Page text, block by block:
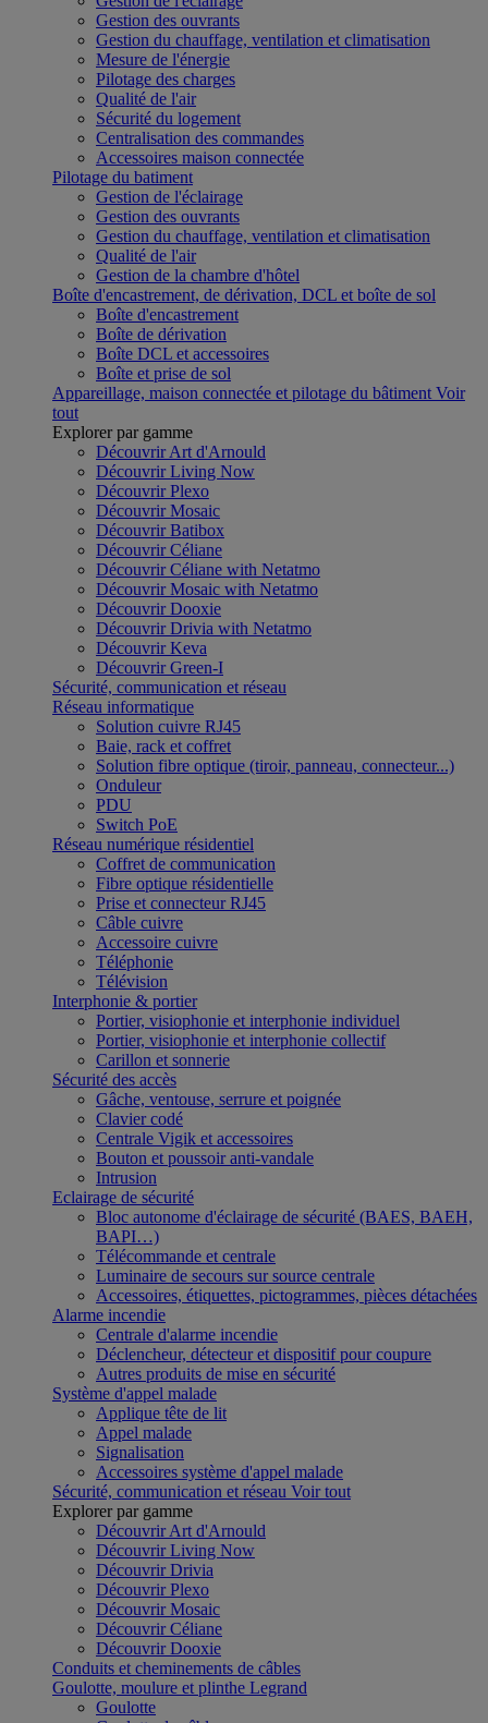
Gestion des ouvrants
Gestion du chauffage, ventilation et climatisation
Mesure de l'énergie
Pilotage des charges
Qualité de l'air
Sécurité du logement
Centralisation des commandes
Accessoires maison connectée
Pilotage du batiment
Gestion de l'éclairage
Gestion des ouvrants
Gestion du chauffage, ventilation et climatisation
Qualité de l'air
Gestion de la chambre d'hôtel
Boîte d'encastrement, de dérivation, DCL et boîte de sol
Boîte d'encastrement
Boîte de dérivation
Boîte DCL et accessoires
Boîte et prise de sol
Appareillage, maison connectée et pilotage du bâtiment Voir
tout
Explorer par gamme
Découvrir Art d'Arnould
Découvrir Living Now
Découvrir Plexo
Découvrir Mosaic
Découvrir Batibox
Découvrir Céliane
Découvrir Céliane with Netatmo
Découvrir Mosaic with Netatmo
Découvrir Dooxie
Découvrir Drivia with Netatmo
Découvrir Keva
Découvrir Green-I
Sécurité, communication et réseau
Réseau informatique
Solution cuivre RJ45
Baie, rack et coffret
Solution fibre optique (tiroir, panneau, connecteur...)
Onduleur
PDU
Switch PoE
Réseau numérique résidentiel
Coffret de communication
Fibre optique résidentielle
Prise et connecteur RJ45
Câble cuivre
Accessoire cuivre
Téléphonie
Télévision
Interphonie & portier
Portier, visiophonie et interphonie individuel
Portier, visiophonie et interphonie collectif
Carillon et sonnerie
Sécurité des accès
Gâche, ventouse, serrure et poignée
Clavier codé
Centrale Vigik et accessoires
Bouton et poussoir anti-vandale
Intrusion
Eclairage de sécurité
Bloc autonome d'éclairage de sécurité (BAES, BAEH,
BAPI…)
Télécommande et centrale
Luminaire de secours sur source centrale
Accessoires, étiquettes, pictogrammes, pièces détachées
Alarme incendie
Centrale d'alarme incendie
Déclencheur, détecteur et dispositif pour coupure
Autres produits de mise en sécurité
Système d'appel malade
Applique tête de lit
Appel malade
Signalisation
Accessoires système d'appel malade
Sécurité, communication et réseau Voir tout
Explorer par gamme
Découvrir Art d'Arnould
Découvrir Living Now
Découvrir Drivia
Découvrir Plexo
Découvrir Mosaic
Découvrir Céliane
Découvrir Dooxie
Conduits et cheminements de câbles
Goulotte, moulure et plinthe Legrand
Goulotte